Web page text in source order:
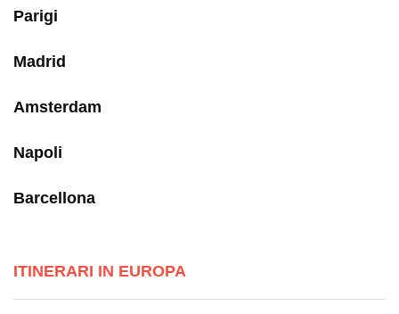
Parigi
Madrid
Amsterdam
Napoli
Barcellona
ITINERARI IN EUROPA